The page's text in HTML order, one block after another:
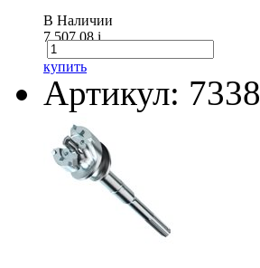
В Наличии
7 507.08i
купить
Артикул: 7338